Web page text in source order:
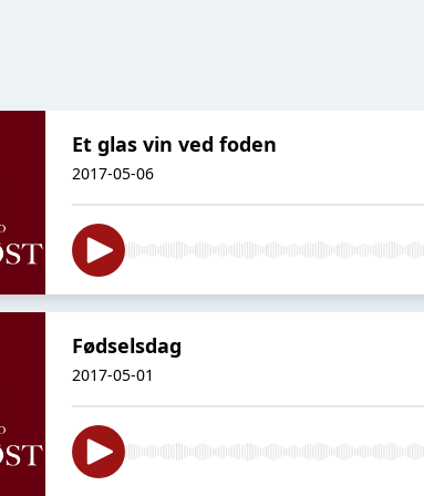
Et glas vin ved foden
2017-05-06
Fødselsdag
2017-05-01